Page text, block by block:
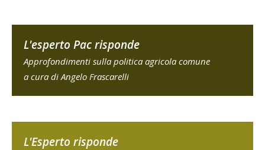
L'esperto Pac risponde
Approfondimenti sulla politica agricola comune
a cura di Angelo Frascarelli
L'Esperto risponde